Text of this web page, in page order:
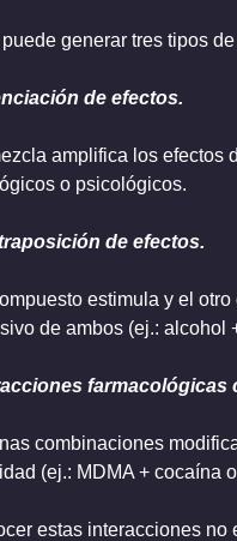
generar tres tipos
de efectos.
amplifica los efectos
o psicológicos.
de efectos.
estimula y el
de ambos (ej.: alcohol
farmacológicas
combinaciones
(ej.: MDMA + cocaína